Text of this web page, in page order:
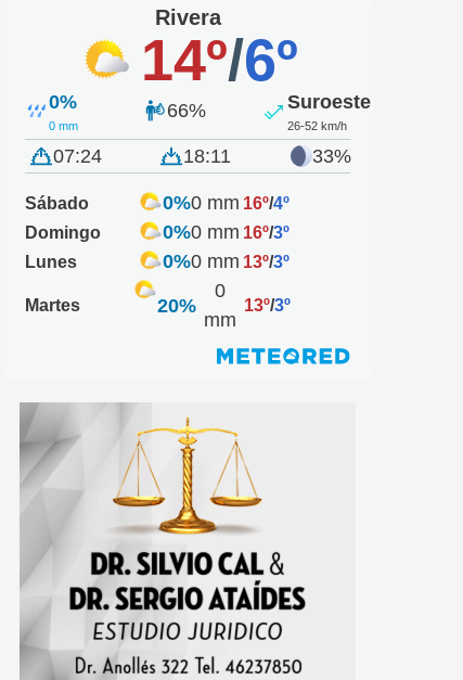
Rivera
14º/6º
0%
0 mm
66% Suroeste
26-52 km/h
07:24 18:11 33%
Sábado 0%0 mm 16º/4º
Domingo
0%0 mm 16º/3º
Lunes
0%0 mm 13º/3º
Martes 20%
0
mm
13º/3º